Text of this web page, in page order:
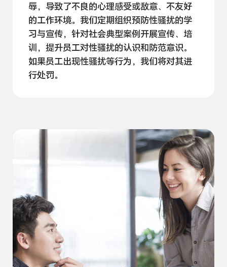
辱，导致了不良的心理感受或敌意、不友好
的工作环境。我们定期组织预防性骚扰的学
习与宣传，针对社会典型案例开展宣传、培
训，提升员工对性骚扰的认识和防范意识。
如果员工出现性骚扰等行为，我们将对其进
行处罚。